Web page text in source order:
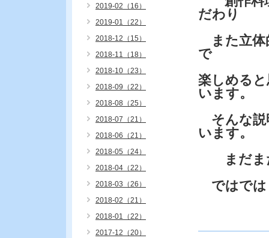
だわり
また立体
で
楽しめる
います。
そんな説
います。
まだまだ
ではでは
2019-02（16）
2019-01（22）
2018-12（15）
2018-11（18）
2018-10（23）
2018-09（22）
2018-08（25）
2018-07（21）
2018-06（21）
2018-05（24）
2018-04（22）
2018-03（26）
2018-02（21）
2018-01（22）
2017-12（20）